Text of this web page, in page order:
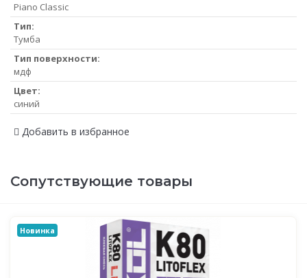
Piano Classic
Тип:
Тумба
Тип поверхности:
мдф
Цвет:
синий
Добавить в избранное
Сопутствующие товары
Новинка